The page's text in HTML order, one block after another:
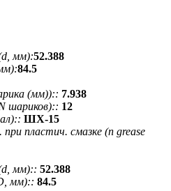
мм):52.388
84.5
(мм)):: 7.938
шариков):: 12
ШХ-15
пластич. смазке (n grease
мм):: 52.388
мм):: 84.5